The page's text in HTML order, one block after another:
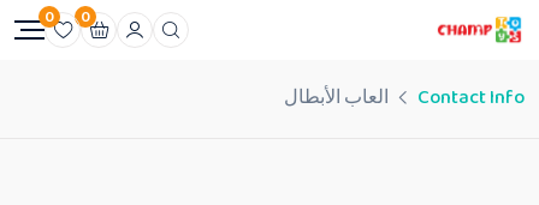
0
0
Contact Info العاب الأبطال